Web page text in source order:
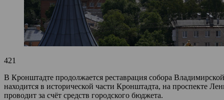
421
В Кронштадте продолжается реставрация собора
находится в исторической части Кронштадта, на проспекте
проводит за счёт средств городского бюджета.